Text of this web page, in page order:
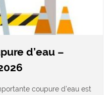
d’eau –
coupure d’eau est